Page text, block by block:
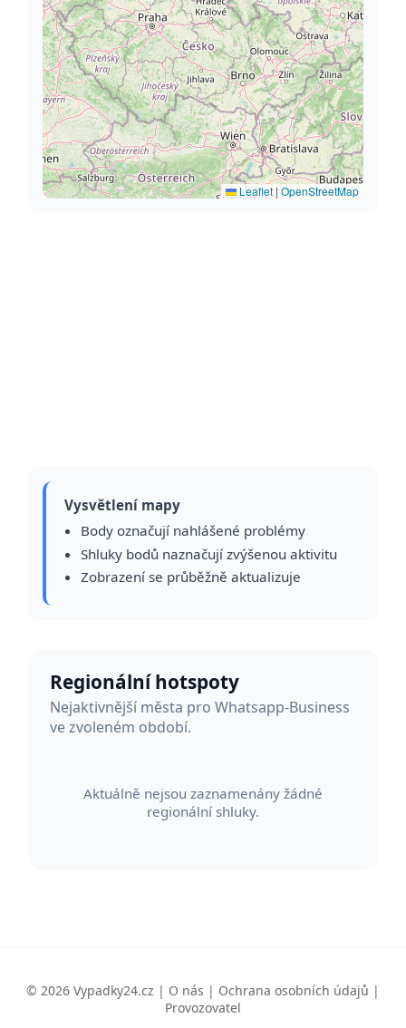
Leaflet | OpenStreetMap
Vysvětlení mapy
Body označují nahlášené problémy
Shluky bodů naznačují zvýšenou aktivitu
Zobrazení se průběžně aktualizuje
Regionální hotspoty
Nejaktivnější města pro Whatsapp-Business
ve zvoleném období.
Aktuálně nejsou zaznamenány žádné
regionální shluky.
© 2026 Vypadky24.cz | O nás | Ochrana osobních údajů |
Provozovatel